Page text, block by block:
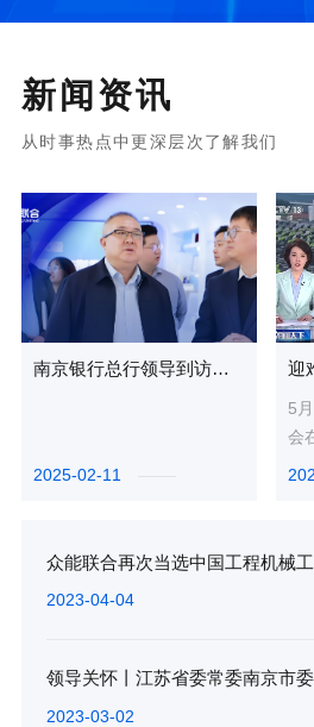
新闻资讯
从时事热点中更深层次了解我们
南京银行总行领导到访众能联合，深度交流合作新篇章
2025-02-11
5
会
上
2023-04-04
2023-03-02